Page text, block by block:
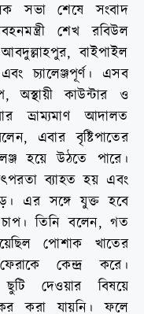
সভা শেষে সংবাদ
শেখ রবিউল
বাইপাইল
চ্যালেঞ্জপূর্ণ। এসব
অস্থায়ী কাউন্টার ও
ভ্রাম্যমাণ আদালত
এবার বৃষ্টিপাতের
হয়ে উঠতে পারে।
ব্যাহত হয় এবং
এর সঙ্গে যুক্ত হবে
তিনি বলেন, গত
পোশাক খাতের
কেন্দ্র করে।
দেওয়ার বিষয়ে
করা যায়নি। ফলে